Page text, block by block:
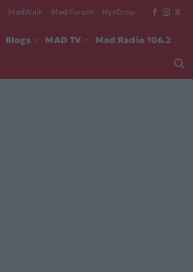
MadWalk Mad Forum NyxDrop
Blogs MAD TV Mad Radio 106.2